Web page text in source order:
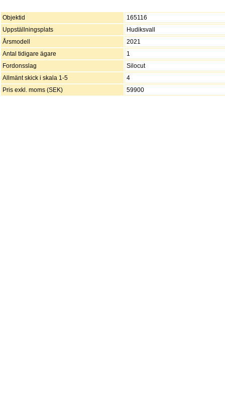
Objektid
165116
Uppställningsplats
Hudiksvall
Årsmodell
2021
Antal tidigare ägare
1
Fordonsslag
Silocut
Allmänt skick i skala 1-5
4
Pris exkl. moms (SEK)
59900